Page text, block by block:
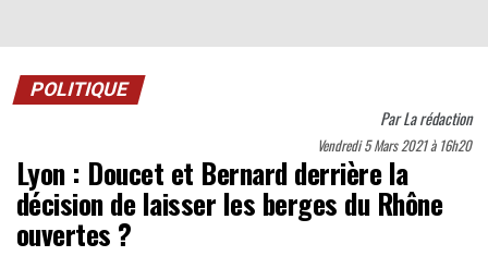
POLITIQUE
ParLa rédaction
Vendredi 5 Mars 2021 à 16h20
Lyon : Doucet et Bernard derrière la
décision de laisser les berges du Rhône
ouvertes ?